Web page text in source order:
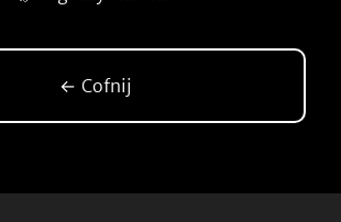
← Cofnij